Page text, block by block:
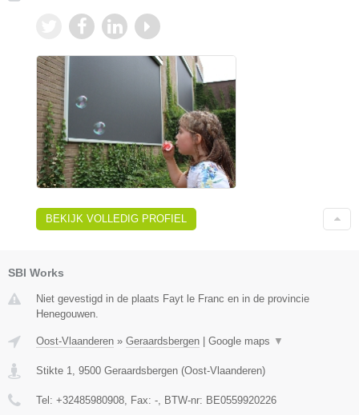
BEKIJK VOLLEDIG PROFIEL
SBI Works
Niet gevestigd in de plaats Fayt le Franc en in de provincie
Henegouwen.
Oost-Vlaanderen » Geraardsbergen | Google maps ▼
Stikte 1 9500 Geraardsbergen (Oost-Vlaanderen)
Tel: +32485980908 , Fax: - , BTW-nr: BE0559920226